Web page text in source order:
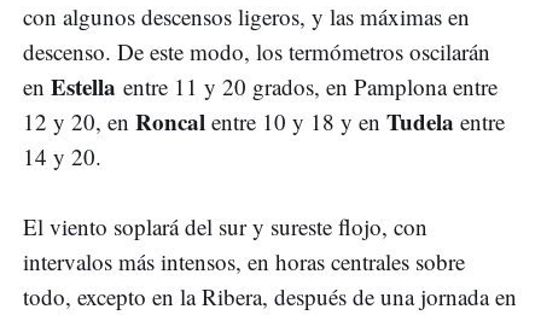
con algunos descensos ligeros, y las máximas en
descenso. De este modo, los termómetros oscilarán
en Estella entre 11 y 20 grados, en Pamplona entre
12 y 20, en Roncal entre 10 y 18 y en Tudela entre
14 y 20.
El viento soplará del sur y sureste flojo, con
intervalos más intensos, en horas centrales sobre
todo, excepto en la Ribera, después de una jornada en